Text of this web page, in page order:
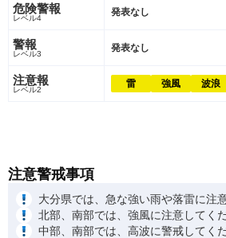
危険警報
レベル4 発表なし
警報
レベル3 発表なし
注意報
レベル2 雷 強風 波浪
注意警戒事項
大分県では、急な強い雨や落雷に注
北部、南部では、強風に注意してくだ
中部、南部では、高波に警戒してくだ